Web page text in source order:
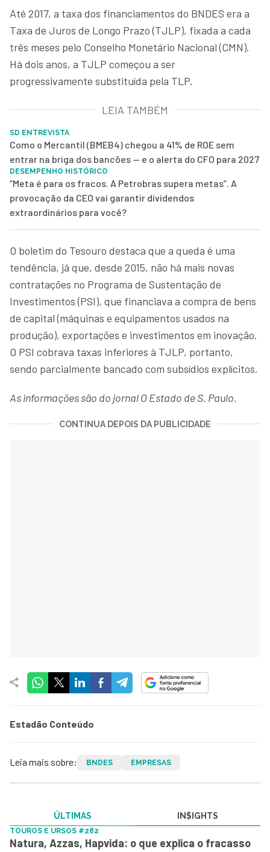
Até 2017, a taxa dos financiamentos do BNDES era a
Taxa de Juros de Longo Prazo (TJLP), fixada a cada
três meses pelo Conselho Monetário Nacional (CMN).
Há dois anos, a TJLP começou a ser
progressivamente substituída pela TLP.
LEIA TAMBÉM
SD ENTREVISTA
Como o Mercantil (BMEB4) chegou a 41% de ROE sem
entrar na briga dos bancões — e o alerta do CFO para 2027
DESEMPENHO HISTÓRICO
“Meta é para os fracos. A Petrobras supera metas”. A
provocação da CEO vai garantir dividendos
extraordinários para você?
O boletim do Tesouro destaca que a queda é uma
tendência, já que, desde 2015, não há mais novas
contratações no Programa de Sustentação de
Investimentos (PSI), que financiava a compra de bens
de capital (máquinas e equipamentos usados na
produção), exportações e investimentos em inovação.
O PSI cobrava taxas inferiores à TJLP, portanto,
sendo parcialmente bancado com subsídios explícitos.
As informações são do jornal O Estado de S. Paulo.
CONTINUA DEPOIS DA PUBLICIDADE
Estadão Conteúdo
Leia mais sobre: BNDES EMPRESAS
ÚLTIMAS IN$IGHTS
TOUROS E URSOS #282
Natura, Azzas, Hapvida: o que explica o fracasso